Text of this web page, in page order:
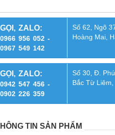
GỌI, ZALO:
0966 956 052 -
0967 549 142
Số 62, Ngõ
Hoàng Mai,
GỌI, ZALO:
0942 547 456 -
0902 226 359
Số 30, Đ.
Bắc Từ
TIN SẢN PHẨM